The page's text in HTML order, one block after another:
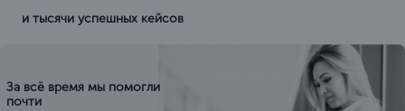
и тысячи успешных кейсов
За всё время мы помогли
почти